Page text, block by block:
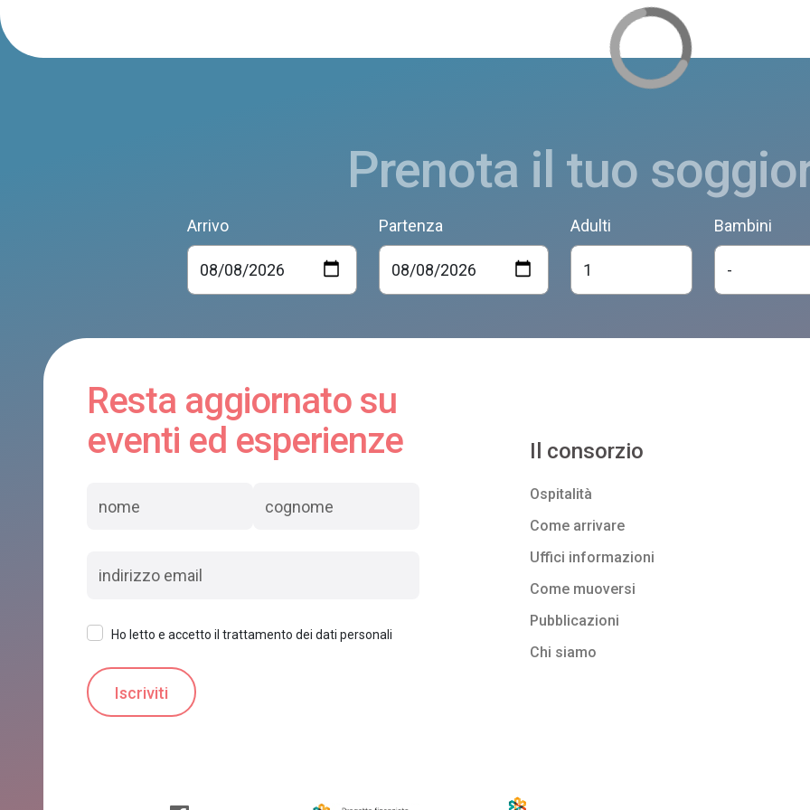
Prenota il tuo
Arrivo Partenza Adulti Bambini
Resta aggiornato su
eventi ed esperienze
Ho letto e accetto il trattamento dei dati personali
Il consorzio
Ospitalità
Come arrivare
Uffici informazioni
Come muoversi
Pubblicazioni
Chi siamo